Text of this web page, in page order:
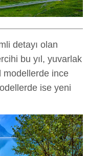
detayı olan
bu yıl, yuvarlak
modellerde ince
ise yeni